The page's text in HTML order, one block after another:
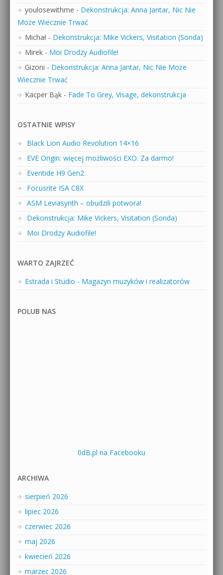
youlosewithme - Dekonstrukcja: Anna Jantar, Nic Nie
Może Wiecznie Trwać
Michał - Dekonstrukcja: Mike Vickers, Visitation (Sonda)
Mirek - Moi Drodzy Audiofile!
Gizoni - Dekonstrukcja: Anna Jantar, Nic Nie Może
Wiecznie Trwać
Kacper Bąk - Fade To Grey, Visage, dekonstrukcja
OSTATNIE WPISY
Black Lion Audio Revolution 14×16
EVE Origin: więcej możliwości EXO. Za darmo!
Eventide H9 Gen2
Focusrite ISA C8X
ASM Leviasynth – obudzili potwora!
Dekonstrukcja: Mike Vickers, Visitation (Sonda)
Moi Drodzy Audiofile!
WARTO ZAJRZEĆ
Estrada i Studio - Magazyn muzyków i realizatorów
POLUB NAS
0dB.pl na Facebooku
ARCHIWA
sierpień 2026
lipiec 2026
czerwiec 2026
maj 2026
kwiecień 2026
marzec 2026